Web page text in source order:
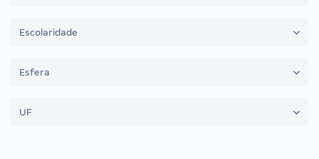
Escolaridade
Esfera
UF